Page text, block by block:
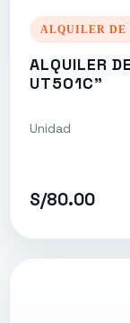
ALQUILER DE
ALQUILER
UT501C"
Unidad
S/80.00